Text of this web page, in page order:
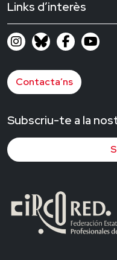
Links d’interès
Contacta’ns
Subscriu-te a la